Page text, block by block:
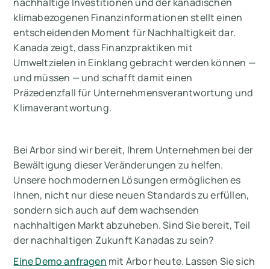
klimabezogenen Finanzinformationen stellt einen
entscheidenden Moment für Nachhaltigkeit dar.
Kanada zeigt, dass Finanzpraktiken mit
Umweltzielen in Einklang gebracht werden können —
und müssen — und schafft damit einen
Präzedenzfall für Unternehmensverantwortung und
Klimaverantwortung.
Bei Arbor sind wir bereit, Ihrem Unternehmen bei der
Bewältigung dieser Veränderungen zu helfen.
Unsere hochmodernen Lösungen ermöglichen es
Ihnen, nicht nur diese neuen Standards zu erfüllen,
sondern sich auch auf dem wachsenden
nachhaltigen Markt abzuheben. Sind Sie bereit, Teil
der nachhaltigen Zukunft Kanadas zu sein?
Eine Demo anfragen mit Arbor heute. Lassen Sie sich